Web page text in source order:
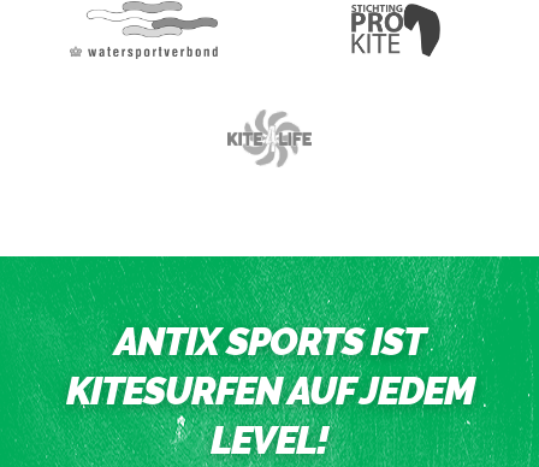
ANTIX SPORTS IST
KITESURFEN AUF JEDEM
LEVEL!